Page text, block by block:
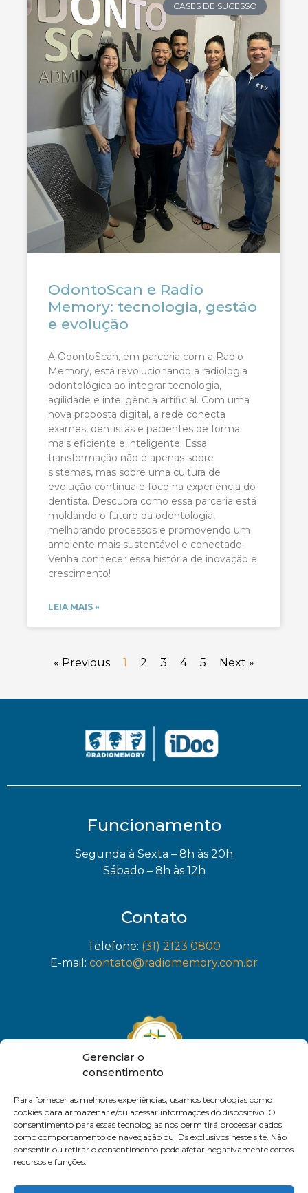
Gerenciar o
consentimento
Para fornecer as melhores experiências, usamos tecnologias como
cookies para armazenar e/ou acessar informações do dispositivo. O
consentimento para essas tecnologias nos permitirá processar dados
como comportamento de navegação ou IDs exclusivos neste site. Não
consentir ou retirar o consentimento pode afetar negativamente certos
recursos e funções.
CASES DE SUCESSO
OdontoScan e Radio
Memory: tecnologia, gestão
e evolução
A OdontoScan, em parceria com a Radio
Memory, está revolucionando a radiologia
odontológica ao integrar tecnologia,
agilidade e inteligência artificial. Com uma
nova proposta digital, a rede conecta
exames, dentistas e pacientes de forma
mais eficiente e inteligente. Essa
transformação não é apenas sobre
sistemas, mas sobre uma cultura de
evolução contínua e foco na experiência do
dentista. Descubra como essa parceria está
moldando o futuro da odontologia,
melhorando processos e promovendo um
ambiente mais sustentável e conectado.
Venha conhecer essa história de inovação e
crescimento!
LEIA MAIS »
« Previous 1 2 3 4 5 Next »
Funcionamento
Segunda à Sexta – 8h às 20h
Sábado – 8h às 12h
Contato
Telefone: (31) 2123 0800
E-mail: contato@radiomemory.com.br